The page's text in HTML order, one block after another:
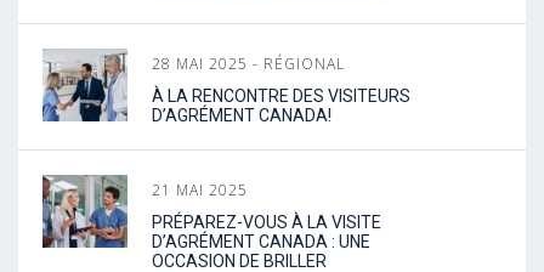
28 MAI 2025 - RÉGIONAL
À LA RENCONTRE DES VISITEURS
D’AGRÉMENT CANADA!
21 MAI 2025
PRÉPAREZ-VOUS À LA VISITE
D’AGRÉMENT CANADA : UNE
OCCASION DE BRILLER